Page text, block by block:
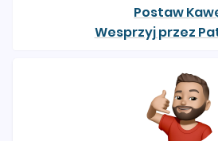
Postaw
Wesprzyj przez